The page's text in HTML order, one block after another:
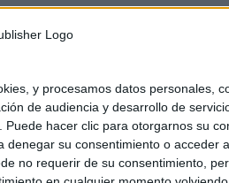
y procesamos datos personales,
de audiencia y desarrollo de
hacer clic para otorgarnos su
su consentimiento o
no requerir de su consentimiento,
|Aviso legal y política de